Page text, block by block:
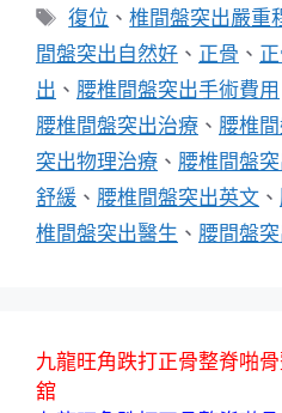
標
籤
復位 、椎間盤突出嚴重
間盤突出自然好 、 正骨 、
出 、 腰椎間盤突出手術費用
腰椎間盤突出治療 、 腰椎
突出物理治療 、 腰椎間盤
舒緩 、 腰椎間盤突出英文 、
椎間盤突出醫生 、 腰間盤
九龍旺角跌打正骨整脊啪
舘